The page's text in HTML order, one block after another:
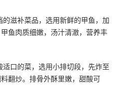
滋补菜品，选用新鲜的甲鱼，加
鱼肉质细嫩，汤汁清澈，营养丰
口的菜，选用小排切段，先炸至
翻炒。排骨外酥里嫩，甜酸可